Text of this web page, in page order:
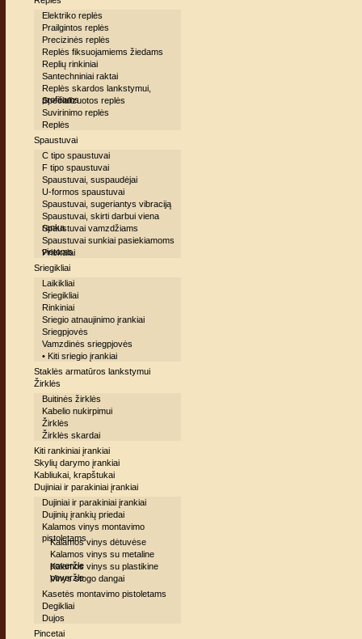
Elektriko replės
Prailgintos replės
Precizinės replės
Replės fiksuojamiems žiedams
Replių rinkiniai
Santechniniai raktai
Replės skardos lankstymui,
profiliams
Specializuotos replės
Suvirinimo replės
Replės
Spaustuvai
C tipo spaustuvai
F tipo spaustuvai
Spaustuvai, suspaudėjai
U-formos spaustuvai
Spaustuvai, sugeriantys vibraciją
Spaustuvai, skirti darbui viena
ranka
Spaustuvai vamzdžiams
Spaustuvai sunkiai pasiekiamoms
vietoms
Priekalai
Sriegikliai
Laikikliai
Sriegikliai
Rinkiniai
Sriegio atnaujinimo įrankiai
Sriegpjovės
Vamzdinės sriegpjovės
• Kiti sriegio įrankiai
Staklės armatūros lankstymui
Žirklės
Buitinės žirklės
Kabelio nukirpimui
Žirklės
Žirklės skardai
Kiti rankiniai įrankiai
Skylių darymo įrankiai
Kabliukai, krapštukai
Dujiniai ir parakiniai įrankiai
Dujiniai ir parakiniai įrankiai
Dujinių įrankių priedai
Kalamos vinys montavimo
pistoletams
Kalamos vinys dėtuvėse
Kalamos vinys su metaline
poveržle
Kalamos vinys su plastikine
poveržle
Vinys stogo dangai
Kasetės montavimo pistoletams
Degikliai
Dujos
Pincetai